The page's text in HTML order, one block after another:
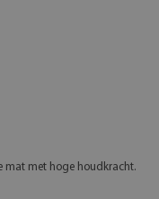
mat met hoge houdkracht.